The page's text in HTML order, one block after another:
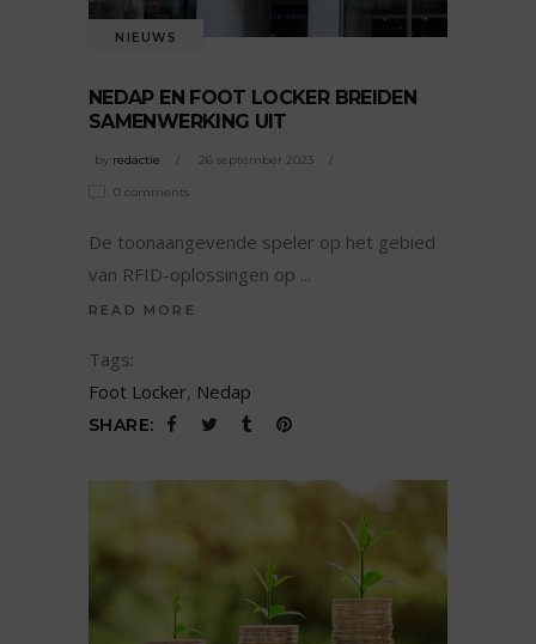
NIEUWS
NEDAP EN FOOT LOCKER BREIDEN
SAMENWERKING UIT
by redactie 26 september 2023
0 comments
De toonaangevende speler op het gebied
van RFID-oplossingen op
READ MORE
Tags:
Foot Locker, Nedap
SHARE: